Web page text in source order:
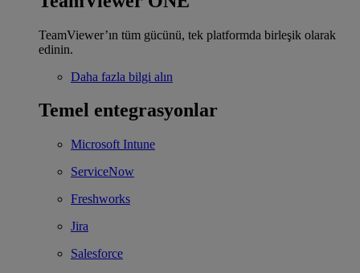
TeamViewer’ın tüm gücünü, tek platformda birleşik olarak
edinin.
Daha fazla bilgi alın
Temel entegrasyonlar
Microsoft Intune
ServiceNow
Freshworks
Jira
Salesforce